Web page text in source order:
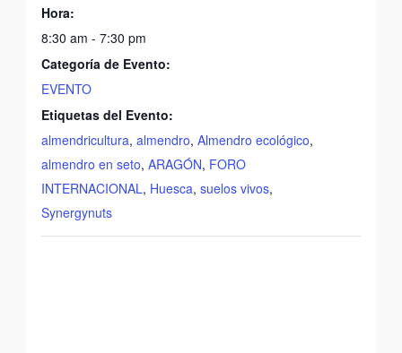
Hora:
8:30 am - 7:30 pm
Categoría de Evento:
EVENTO
Etiquetas del Evento:
almendricultura,almendro,Almendro ecológico,
almendro en seto,ARAGÓN, FORO
INTERNACIONAL, Huesca,suelos vivos,
Synergynuts